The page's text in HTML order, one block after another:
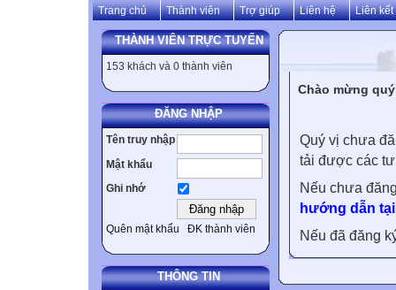
Trang chủ Thành viên Trợ giúp Liên hệ Liên kết
THÀNH VIÊN TRỰC TUYẾN
153 khách và 0 thành viên
ĐĂNG NHẬP
Tên truy nhập
Mật khẩu
Ghi nhớ
Quên mật khẩu ĐK thành viên
THÔNG TIN
Chào mừng
Quý vị chưa
tải được các
Nếu chưa
hướng dẫn
Nếu đã đăng